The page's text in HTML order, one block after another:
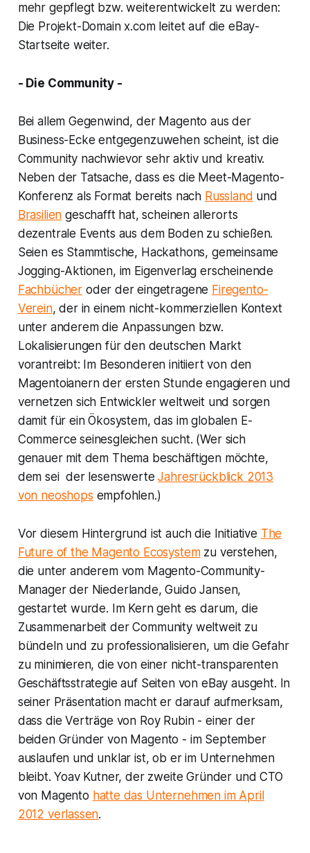
mehr gepflegt bzw. weiterentwickelt zu werden:
Die Projekt-Domain x.com leitet auf die eBay-
Startseite weiter.
- Die Community -
Bei allem Gegenwind, der Magento aus der
Business-Ecke entgegenzuwehen scheint, ist die
Community nachwievor sehr aktiv und kreativ.
Neben der Tatsache, dass es die Meet-Magento-
Konferenz als Format bereits nach Russland und
Brasilien geschafft hat, scheinen allerorts
dezentrale Events aus dem Boden zu schießen.
Seien es Stammtische, Hackathons, gemeinsame
Jogging-Aktionen, im Eigenverlag erscheinende
Fachbücher oder der eingetragene Firegento-
Verein, der in einem nicht-kommerziellen Kontext
unter anderem die Anpassungen bzw.
Lokalisierungen für den deutschen Markt
vorantreibt: Im Besonderen initiiert von den
Magentoianern der ersten Stunde engagieren und
vernetzen sich Entwickler weltweit und sorgen
damit für ein Ökosystem, das im globalen E-
Commerce seinesgleichen sucht. (Wer sich
genauer mit dem Thema beschäftigen möchte,
dem sei der lesenswerteJahresrückblick 2013
von neoshops empfohlen.)
Vor diesem Hintergrund ist auch die Initiative The
Future of the Magento Ecosystemzu verstehen,
die unter anderem vom Magento-Community-
Manager der Niederlande, Guido Jansen,
gestartet wurde. Im Kern geht es darum, die
Zusammenarbeit der Community weltweit zu
bündeln und zu professionalisieren, um die Gefahr
zu minimieren, die von einer nicht-transparenten
Geschäftsstrategie auf Seiten von eBay ausgeht. In
seiner Präsentation macht er darauf aufmerksam,
dass die Verträge von Roy Rubin - einer der
beiden Gründer von Magento - im September
auslaufen und unklar ist, ob er im Unternehmen
bleibt. Yoav Kutner, der zweite Gründer und CTO
von Magento hatte das Unternehmen im April
2012 verlassen.